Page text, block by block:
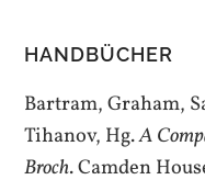
HANDBÜCHER
Bartram, Graham,
Tihanov, Hg.A
Broch. Camden